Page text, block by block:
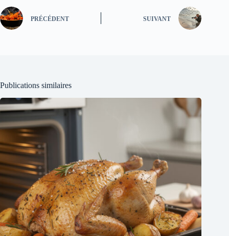
PRÉCÉDENT SUIVANT
Publications similaires